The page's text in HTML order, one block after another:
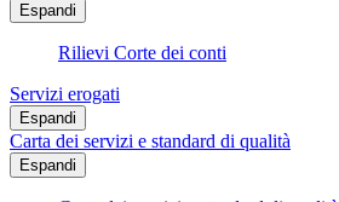
Espandi
Rilievi Corte dei conti
Servizi erogati
Espandi
Carta dei servizi e standard di qualità
Espandi